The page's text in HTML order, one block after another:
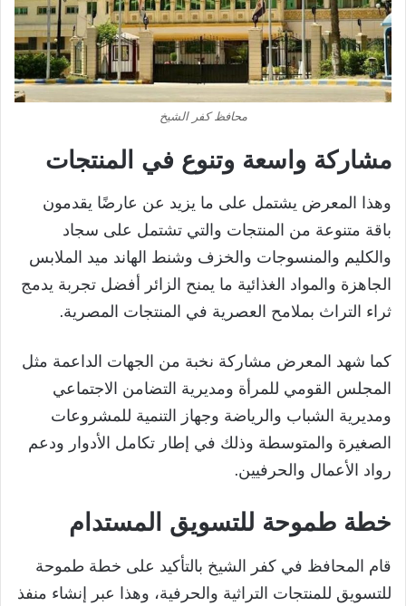
محافظ كفر الشيخ
مشاركة واسعة وتنوع في المنتجات
وهذا المعرض يشتمل على ما يزيد عن عارضًا يقدمون
باقة متنوعة من المنتجات والتي تشتمل على سجاد
والكليم والمنسوجات والخزف وشنط الهاند ميد الملابس
الجاهزة والمواد الغذائية ما يمنح الزائر أفضل تجربة يدمج
ثراء التراث بملامح العصرية في المنتجات المصرية.
كما شهد المعرض مشاركة نخبة من الجهات الداعمة مثل
المجلس القومي للمرأة ومديرية التضامن الاجتماعي
ومديرية الشباب والرياضة وجهاز التنمية للمشروعات
الصغيرة والمتوسطة وذلك في إطار تكامل الأدوار ودعم
رواد الأعمال والحرفيين.
خطة طموحة للتسويق المستدام
قام المحافظ في كفر الشيخ بالتأكيد على خطة طموحة
للتسويق للمنتجات التراثية والحرفية، وهذا عبر إنشاء منفذ